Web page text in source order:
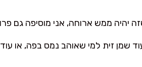
יהיה ממש ארוחה, אני מוסיפה גם
שמן זית למי שאוהב נמס בפה, או